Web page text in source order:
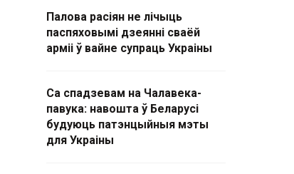
Палова расіян не лічыць
паспяховымі дзеянні сваёй
арміі ў вайне супраць Украіны
Са спадзевам на Чалавека-
павука: навошта ў Беларусі
будуюць патэнцыйныя мэты
для Украіны